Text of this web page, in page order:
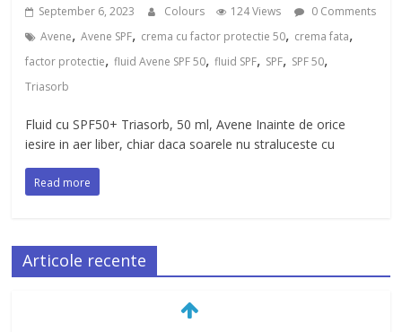
September 6, 2023 Colours 124 Views
0 Comments
Avene,Avene SPF, crema cu factor protectie 50, crema fata,
factor protectie,fluid Avene SPF 50,fluid SPF, SPF, SPF 50,
Triasorb
Fluid cu SPF50+ Triasorb, 50 ml, Avene Inainte de orice
iesire in aer liber, chiar daca soarele nu straluceste cu
Read more
Articole recente